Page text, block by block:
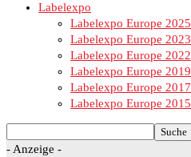
Labelexpo
Labelexpo Europe 2025
Labelexpo Europe 2023
Labelexpo Europe 2022
Labelexpo Europe 2019
Labelexpo Europe 2017
Labelexpo Europe 2015
- Anzeige -